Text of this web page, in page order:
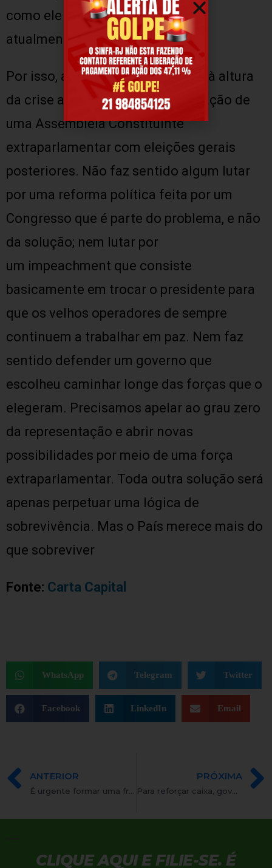
como ele falta a muitos de nós
atualmente.
Por isso, a única saída realmente à altura
da crise atual passa pela convocação de
uma Assembleia Constituinte
extraparlamentar com eleições gerais
posteriores. Não faz sentido algum lutar
por uma reforma política feita por um
Congresso que é parte do problema, e não
da solução; nem lutar por
um impeachment que consiste
basicamente em trocar o presidente para
que os velhos operadores de sempre
continuem a trabalhar em paz. Nem faz
sentido defender um governo que
escolheu caminhar longe das forças que o
elegeram. Precisamos apelar ao grau zero
da representação e abrir novas
possibilidades por meio de uma força
extraparlamentar. Toda outra solução será
apenas perpetuar uma lógica de
sobrevivência. Mas o País merece mais do
que sobreviver
Fonte: Carta Capital
WhatsApp Telegram Twitter
Facebook LinkedIn Email
ANTERIOR
É urgente formar uma frente contra o retrocesso
PRÓXIMA
Para reforçar caixa, governo venderá folha de servidores
CLIQUE AQUI E FILIE-SE. É